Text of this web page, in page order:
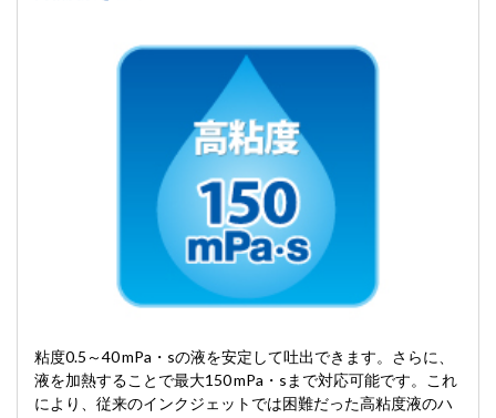
粘度0.5～40 mPa・sの液を安定して吐出できます。さらに、
液を加熱することで最大150 mPa・sまで対応可能です。これ
により、従来のインクジェットでは困難だった高粘度液のハ